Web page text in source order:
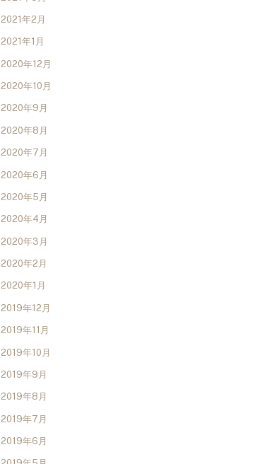
2021年2月
2021年1月
2020年12月
2020年10月
2020年9月
2020年8月
2020年7月
2020年6月
2020年5月
2020年4月
2020年3月
2020年2月
2020年1月
2019年12月
2019年11月
2019年10月
2019年9月
2019年8月
2019年7月
2019年6月